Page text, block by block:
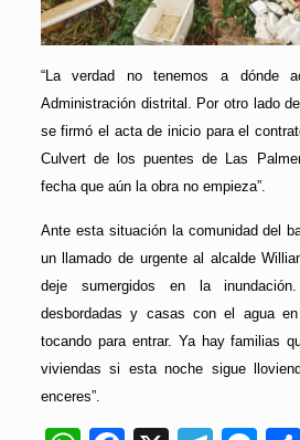
“La verdad no tenemos a dónde
Administración distrital. Por otro lado
se firmó el acta de inicio para el
Culvert de los puentes de Las
fecha que aún la obra no empieza”.
Ante esta situación la comunidad del
un llamado de urgente al alcalde
deje sumergidos en la
desbordadas y casas con el agua
tocando para entrar. Ya hay familias
viviendas si esta noche sigue
enceres”.